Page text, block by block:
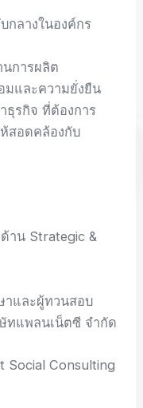
กลางในองค์กร
การผลิต
มและความยั่งยืน
ธุรกิจ ที่ต้องการ
สอดคล้องกับ
าน Strategic &
และผู้ทวนสอบ
ทแพลนเน็ตซี จำกัด
Consulting